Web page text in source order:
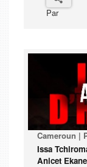
Par
Cameroun |
Issa
Anicet